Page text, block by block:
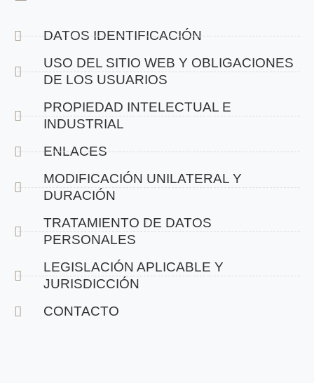
DATOS IDENTIFICACIÓN
USO DEL SITIO WEB Y OBLIGACIONES
DE LOS USUARIOS
PROPIEDAD INTELECTUAL E
INDUSTRIAL
ENLACES
MODIFICACIÓN UNILATERAL Y
DURACIÓN
TRATAMIENTO DE DATOS
PERSONALES
LEGISLACIÓN APLICABLE Y
JURISDICCIÓN
CONTACTO